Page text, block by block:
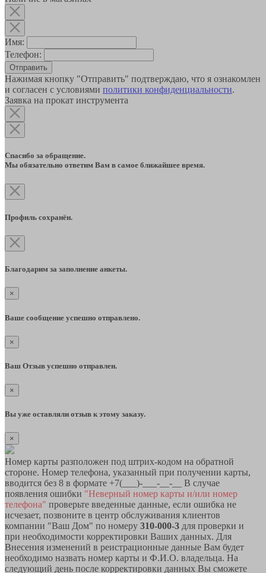
Имя:
Телефон:
Отправить
Нажимая кнопку "Отправить" подтверждаю, что я ознакомлен
и согласен с условиями политики конфиденциальности.
Заявка на прокат инструмента
Спасибо за обращение.
Мы обязательно ответим Вам в самое ближайшее время.
Профиль сохранён.
Благодарим за заполнение анкеты.
×
Ваше сообщение успешно отправлено.
×
Ваш Отзыв успешно отправлен.
×
Вы уже оставляли отзыв к этому заказу.
×
Номер карты разположен под штрих-кодом на обратной
стороне. Номер телефона, указанный при получении карты,
вводится без 8 в формате +7(___)-___-__-__ В случае
появления ошибки "Неверный номер карты и/или номер
телефона" проверьте введенные данные, если ошибка не
исчезает, позвоните в центр обслуживания клиентов
компании "Ваш Дом" по номеру 310-000-3 для проверки и
при необходимости корректировки Ваших данных. Для
Внесения изменений в реистрационные данные Вам будет
необходимо назвать номер карты и Ф.И.О. владельца. На
следующий день после корректировки данных Вы сможете